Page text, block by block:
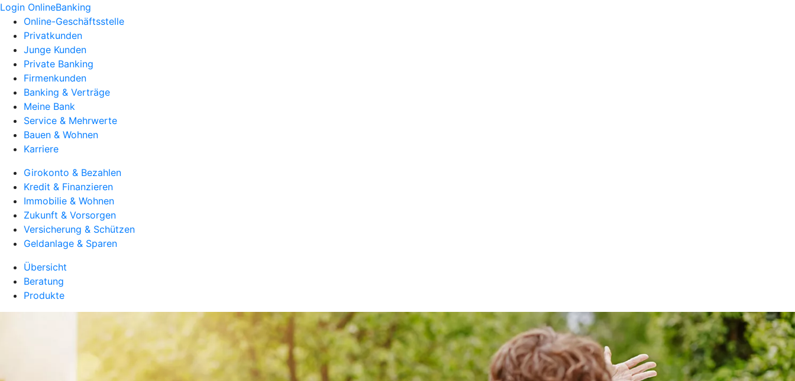
Login OnlineBanking
Online-Geschäftsstelle
Privatkunden
Junge Kunden
Private Banking
Firmenkunden
Banking & Verträge
Meine Bank
Service & Mehrwerte
Bauen & Wohnen
Karriere
Girokonto & Bezahlen
Kredit & Finanzieren
Immobilie & Wohnen
Zukunft & Vorsorgen
Versicherung & Schützen
Geldanlage & Sparen
Übersicht
Beratung
Produkte